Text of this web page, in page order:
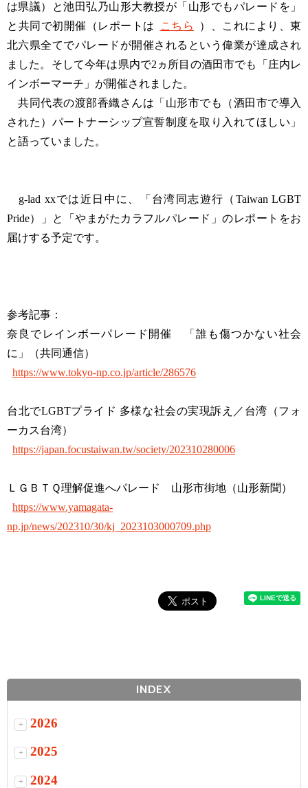
は県議）と池田弘乃山形大教授が「山形でもパレードを」
と共同で初開催（レポートは
こちら
）、これにより、東
北六県全てでパレードが開催されるという偉業が達成され
ました。そして今年は県内で2ヵ所目の酒田市でも「庄内レ
インボーマーチ」が開催されました。
共同代表の渡部香織さんは「山形市でも（酒田市で導入
された）パートナーシップ宣誓制度を取り入れてほしい」
と語っていました。
g-lad xxでは近日中に、「台湾同志遊行（Taiwan LGBT
Pride）」と「やまがたカラフルパレード」のレポートをお
届けする予定です。
参考記事：
奈良でレインボーパレード開催 「誰も傷つかない社会
に」（共同通信）
https://www.tokyo-np.co.jp/article/286576
台北でLGBTプライド 多様な社会の実現訴え／台湾（フォ
ーカス台湾）
https://japan.focustaiwan.tw/society/202310280006
ＬＧＢＴＱ理解促進へパレード 山形市街地（山形新聞）
https://www.yamagata-
np.jp/news/202310/30/kj_2023103000709.php
INDEX
+ 2026
+ 2025
+ 2024